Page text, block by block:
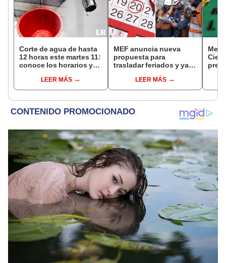
Corte de agua de hasta
12 horas este martes 11:
conoce los horarios y
Miraflores, SJL, Los
Olivos y más
LEER MÁS
MEF anuncia nueva
propuesta para
trasladar feriados y ya
“Lunes es mejor día”
LEER MÁS
de